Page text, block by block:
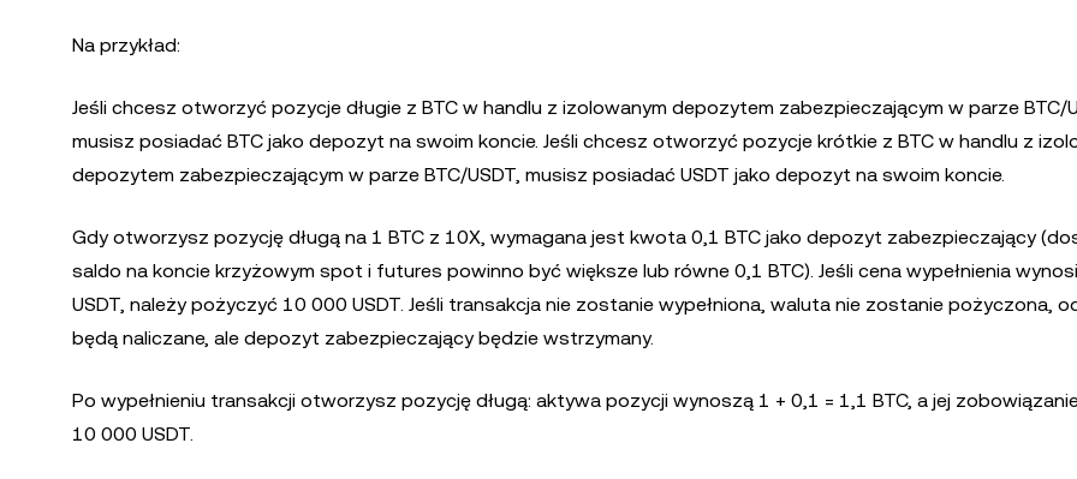
Na przykład:
Jeśli chcesz otworzyć pozycje długie z BTC w handlu z izolowanym depozytem zabezpieczającym w parze BTC/
musisz posiadać BTC jako depozyt na swoim koncie. Jeśli chcesz otworzyć pozycje krótkie z BTC w handlu z
depozytem zabezpieczającym w parze BTC/USDT, musisz posiadać USDT jako depozyt na swoim koncie.
Gdy otworzysz pozycję długą na 1 BTC z 10X, wymagana jest kwota 0,1 BTC jako depozyt zabezpieczający
saldo na koncie krzyżowym spot i futures powinno być większe lub równe 0,1 BTC). Jeśli cena wypełnienia
USDT, należy pożyczyć 10 000 USDT. Jeśli transakcja nie zostanie wypełniona, waluta nie zostanie pożyczona,
będą naliczane, ale depozyt zabezpieczający będzie wstrzymany.
Po wypełnieniu transakcji otworzysz pozycję długą: aktywa pozycji wynoszą 1 + 0,1 = 1,1 BTC, a jej
10 000 USDT.